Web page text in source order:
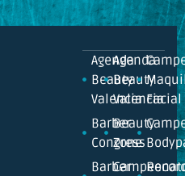
Agenda
Beauty
Valencia
Barber
Congress
Barber
Agenda
Beauty
Valencia
Beauty
Zone
Facial